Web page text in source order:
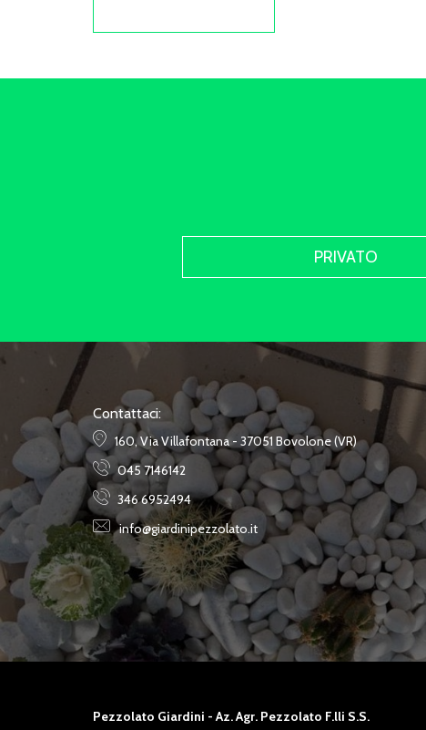
PRIVATO
Contattaci:
160, Via Villafontana - 37051 Bovolone (VR)
045 7146142
346 6952494
info@giardinipezzolato.it
Pezzolato Giardini - Az. Agr. Pezzolato F.lli S.S.